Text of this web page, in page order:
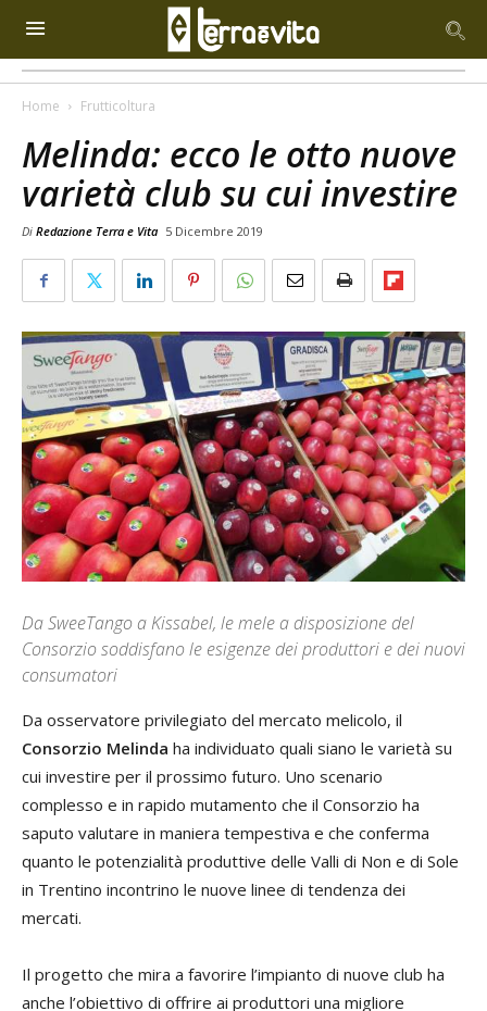
Home Frutticoltura
Melinda: ecco le otto nuove
varietà club su cui investire
Di Redazione Terra e Vita 5 Dicembre 2019
Da SweeTango a Kissabel, le mele a disposizione del
Consorzio soddisfano le esigenze dei produttori e dei nuovi
consumatori
Da osservatore privilegiato del mercato melicolo, il
Consorzio Melinda ha individuato quali siano le varietà su
cui investire per il prossimo futuro. Uno scenario
complesso e in rapido mutamento che il Consorzio ha
saputo valutare in maniera tempestiva e che conferma
quanto le potenzialità produttive delle Valli di Non e di Sole
in Trentino incontrino le nuove linee di tendenza dei
mercati.
Il progetto che mira a favorire l’impianto di nuove club ha
anche l’obiettivo di offrire ai produttori una migliore